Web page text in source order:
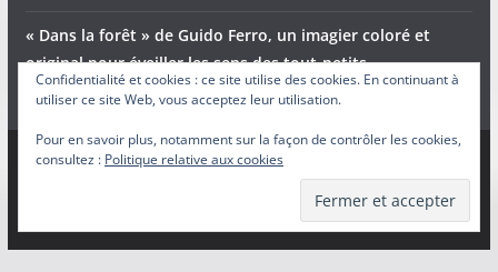
« Dans la forêt » de Guido Ferro, un imagier coloré et
original pour éveiller les sens des tout-petits
. Tous droits réservés.
par ThemeGrill. Propulsé parWordPress.
Confidentialité et cookies : ce site utilise des cookies. En continuant à
utiliser ce site Web, vous acceptez leur utilisation.
Pour en savoir plus, notamment sur la façon de contrôler les cookies,
consultez : Politique relative aux cookies